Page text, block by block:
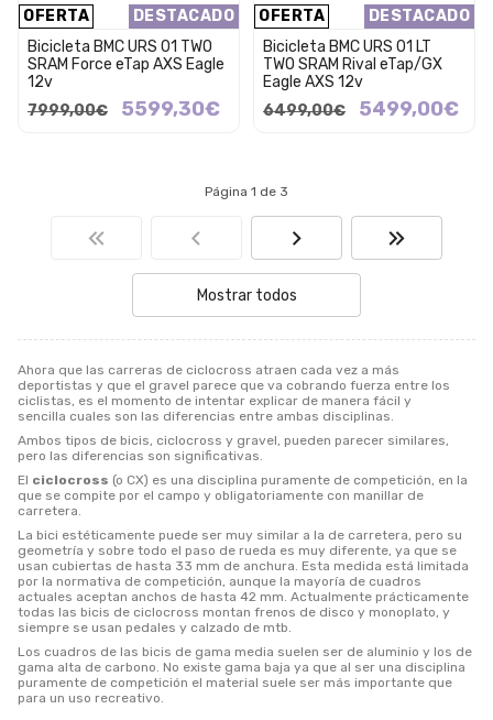
Ahora que las carreras de ciclocross atraen cada vez a más
deportistas y que el gravel parece que va cobrando fuerza entre los
ciclistas, es el momento de intentar explicar de manera fácil y
sencilla cuales son las diferencias entre ambas disciplinas.
Ambos tipos de bicis, ciclocross y gravel, pueden parecer similares,
pero las diferencias son significativas.
El ciclocross (o CX) es una disciplina puramente de competición, en la
que se compite por el campo y obligatoriamente con manillar de
carretera.
La bici estéticamente puede ser muy similar a la de carretera, pero su
geometría y sobre todo el paso de rueda es muy diferente, ya que se
usan cubiertas de hasta 33 mm de anchura. Esta medida está limitada
por la normativa de competición, aunque la mayoría de cuadros
actuales aceptan anchos de hasta 42 mm. Actualmente prácticamente
todas las bicis de ciclocross montan frenos de disco y monoplato, y
siempre se usan pedales y calzado de mtb.
Los cuadros de las bicis de gama media suelen ser de aluminio y los de
gama alta de carbono. No existe gama baja ya que al ser una disciplina
puramente de competición el material suele ser más importante que
para un uso recreativo.
OFERTA DESTACADO
Bicicleta BMC URS 01 TWO
SRAM Force eTap AXS Eagle
12v
7999,00€
5599,30€
OFERTA DESTACADO
Bicicleta BMC URS 01 LT
TWO SRAM Rival eTap/GX
Eagle AXS 12v
6499,00€
5499,00€
Página 1 de 3
Mostrar todos